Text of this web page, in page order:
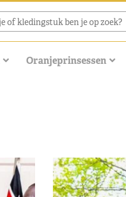
Oranjeprinsessen